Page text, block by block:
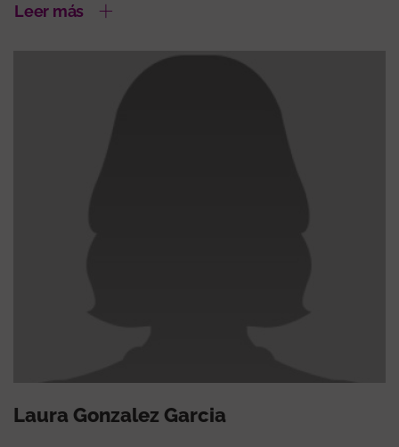
Leer más
Laura Gonzalez Garcia